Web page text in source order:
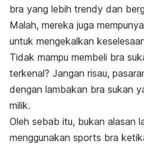
bra yang lebih trendy dan
Malah, mereka juga
untuk mengekalkan
Tidak mampu membeli bra
terkenal? Jangan risau,
dengan lambakan bra sukan
milik.
Oleh sebab itu, bukan alasan
menggunakan sports bra